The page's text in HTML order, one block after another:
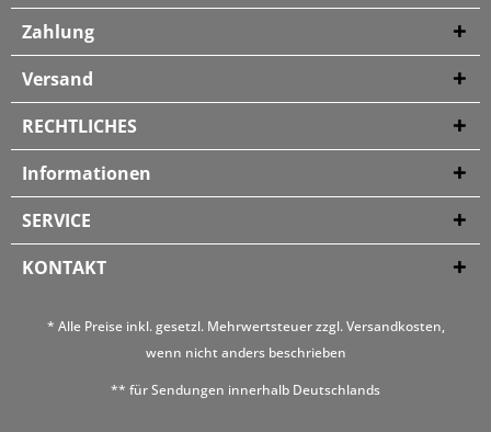
Zahlung
Versand
RECHTLICHES
Informationen
SERVICE
KONTAKT
* Alle Preise inkl. gesetzl. Mehrwertsteuer zzgl.Versandkosten,
wenn nicht anders beschrieben
** für Sendungen innerhalb Deutschlands